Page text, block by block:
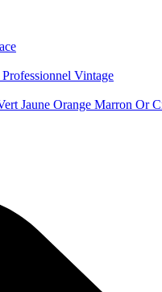
Professionnel Vintage
Jaune Orange Marron Or